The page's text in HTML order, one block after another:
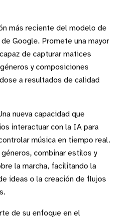
más reciente del modelo de
Google. Promete una mayor
de capturar matices
y composiciones
a resultados de calidad
nueva capacidad que
interactuar con la IA para
música en tiempo real.
combinar estilos y
la marcha, facilitando la
ideas o la creación de flujos
de su enfoque en el